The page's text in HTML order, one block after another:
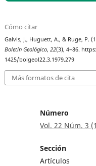
Cómo citar
Galvis, J., Huguett, A., & Ruge, P.
Boletín Geológico,22(3), 4–86.
1425/bolgeol22.3.1979.279
Más formatos de cita
Número
Vol. 22 Núm. 3
Sección
Artículos